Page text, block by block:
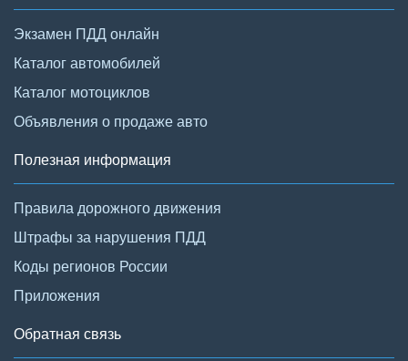
Экзамен ПДД онлайн
Каталог автомобилей
Каталог мотоциклов
Объявления о продаже авто
Полезная информация
Правила дорожного движения
Штрафы за нарушения ПДД
Коды регионов России
Приложения
Обратная связь